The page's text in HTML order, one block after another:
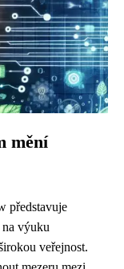
mění
představuje
výuku
veřejnost.